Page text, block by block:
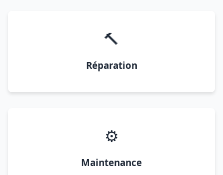
🔨
Réparation
⚙️
Maintenance